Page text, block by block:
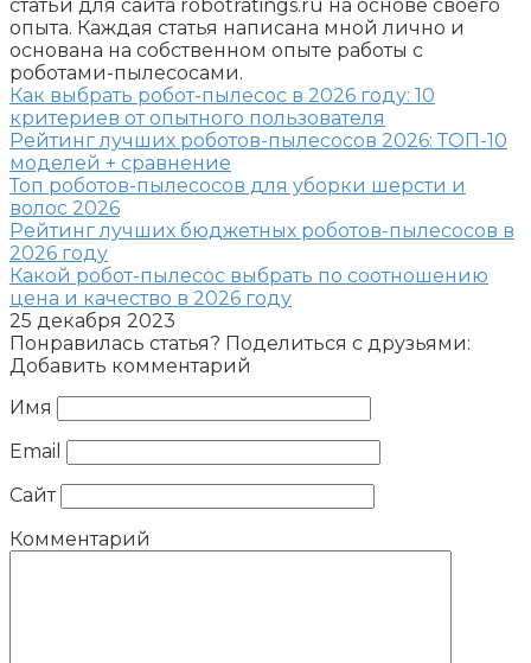
статьи для сайта robotratings.ru на основе своего
опыта. Каждая статья написана мной лично и
основана на собственном опыте работы с
роботами-пылесосами.
Как выбрать робот-пылесос в 2026 году: 10
критериев от опытного пользователя
Рейтинг лучших роботов-пылесосов 2026: ТОП-10
моделей + сравнение
Топ роботов-пылесосов для уборки шерсти и
волос 2026
Рейтинг лучших бюджетных роботов-пылесосов в
2026 году
Какой робот-пылесос выбрать по соотношению
цена и качество в 2026 году
25 декабря 2023
Понравилась статья? Поделиться с друзьями:
Добавить комментарий
Имя
Email
Сайт
Комментарий